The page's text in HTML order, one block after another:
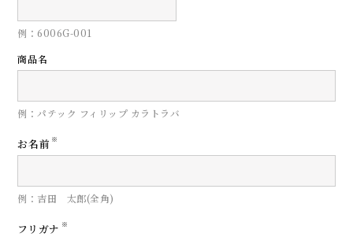
例：6006G-001
商品名
例：パテック フィリップ カラトラバ
お名前 ※
例：吉田 太郎(全角)
フリガナ ※